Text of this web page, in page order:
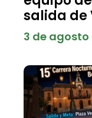
salida de
3 de agosto